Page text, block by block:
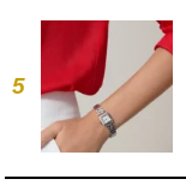
5